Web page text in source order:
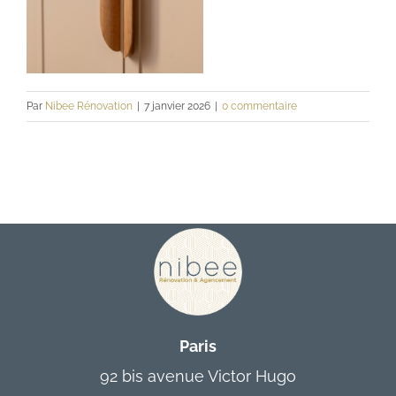
Par Nibee Rénovation | 7 janvier 2026 | 0 commentaire
Paris
92 bis avenue Victor Hugo